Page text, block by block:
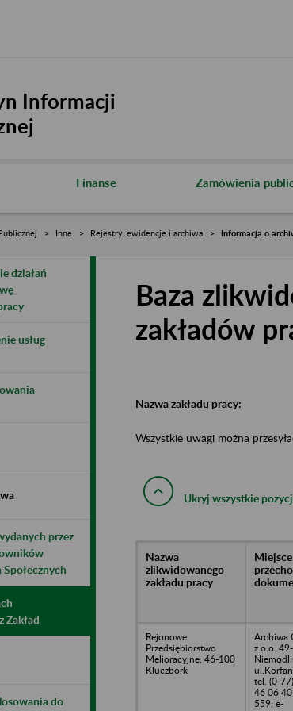
Informacji
Finanse Zamówienia
Inne Rejestry, ewidencje i archiwa Informacja o
działań
usług
przez
Społecznych
Zakład
do
Baza
zakładów
Nazwa zakładu pracy:
Wszystkie uwagi można
Ukryj wszystkie
Nazwa
zlikwidowanego
zakładu pracy
Miejsce
Rejonowe
Przedsiębiorstwo
Melioracyjne; 46-100
Kluczbork
Archiwa
z o.o.
tel. (0-
46 06
559; e-